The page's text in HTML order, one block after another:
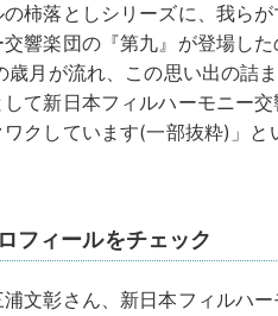
柿落としシリーズに、我ら
交響楽団の『第九』が登場し
歳月が流れ、この思い出の詰
て新日本フィルハーモニー
クしています(一部抜粋)」と
フィールをチェック
文彰さん、新日本フィルハ